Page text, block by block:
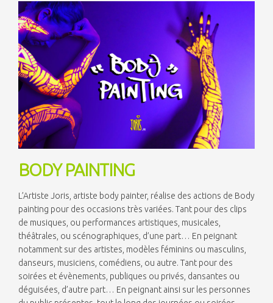
BODY PAINTING
L’Artiste Joris, artiste body painter, réalise des actions de Body
painting pour des occasions très variées. Tant pour des clips
de musiques, ou performances artistiques, musicales,
théâtrales, ou scénographiques, d’une part… En peignant
notamment sur des artistes, modèles féminins ou masculins,
danseurs, musiciens, comédiens, ou autre. Tant pour des
soirées et évènements, publiques ou privés, dansantes ou
déguisées, d’autre part… En peignant ainsi sur les personnes